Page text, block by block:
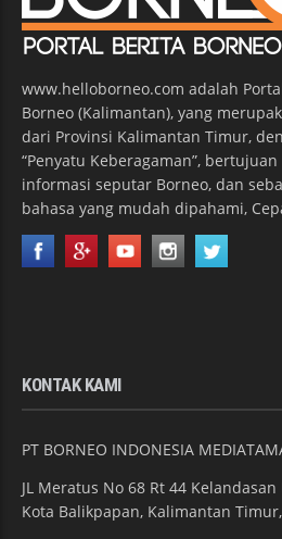
www.helloborneo.com adalah
Borneo (Kalimantan), yang
dari Provinsi Kalimantan Timur,
“Penyatu Keberagaman”,
informasi seputar Borneo, dan
bahasa yang mudah dipahami,
KONTAK KAMI
PT BORNEO INDONESIA
JL Meratus No 68 Rt 44
Kota Balikpapan, Kalimantan